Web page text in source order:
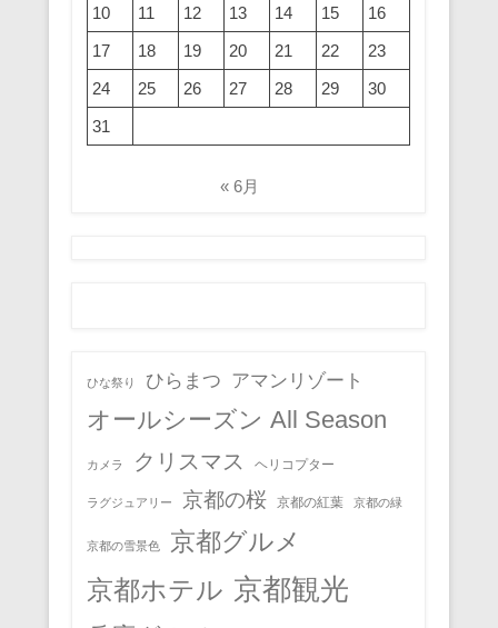
10
11 12 13 14 15
16
17
18 19 20 21 22
23
24
25 26 27 28 29
30
31
« 6月
ひな祭り ひらまつ アマンリゾート
オールシーズン All Season
カメラ クリスマス ヘリコプター
ラグジュアリー 京都の桜 京都の紅葉 京都の緑
京都の雪景色 京都グルメ
京都ホテル 京都観光